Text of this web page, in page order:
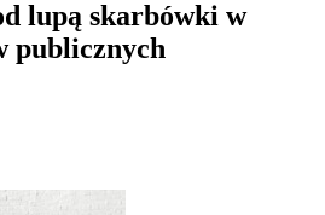
lupą skarbówki w
publicznych